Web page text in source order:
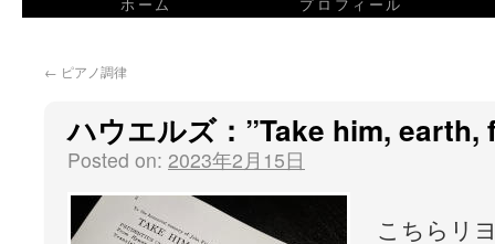
← ピアノ調律
ハウエルズ：”Take him,
Posted on: 2023年2月15日
こちらリ